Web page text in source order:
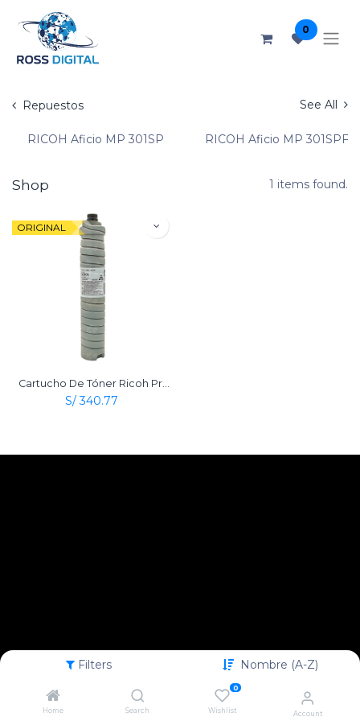
Filters Nombre (A-Z)
Home Search
0
Wishlist Account
0
Repuestos See All
RICOH Aficio MP 301SP RICOH Aficio MP 301SPF
Shop 1 items found.
ORIGINAL
S/340.77